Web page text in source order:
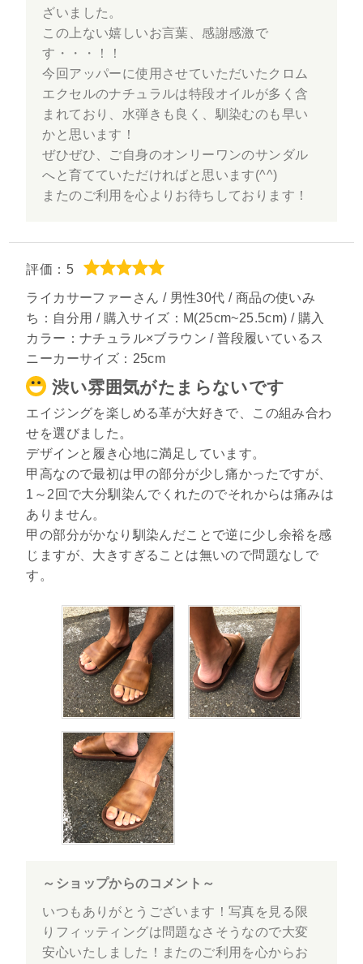
ざいました。
この上ない嬉しいお言葉、感謝感激で
す・・・！！
今回アッパーに使用させていただいたクロム
エクセルのナチュラルは特段オイルが多く含
まれており、水弾きも良く、馴染むのも早い
かと思います！
ぜひぜひ、ご自身のオンリーワンのサンダル
へと育てていただければと思います(^^)
またのご利用を心よりお待ちしております！
評価：5
ライカサーファーさん / 男性30代 / 商品の使いみ
ち：自分用 / 購入サイズ：M(25cm~25.5cm) / 購入
カラー：ナチュラル×ブラウン / 普段履いているス
ニーカーサイズ：25cm
渋い雰囲気がたまらないです
エイジングを楽しめる革が大好きで、この組み合わ
せを選びました。
デザインと履き心地に満足しています。
甲高なので最初は甲の部分が少し痛かったですが、
1～2回で大分馴染んでくれたのでそれからは痛みは
ありません。
甲の部分がかなり馴染んだことで逆に少し余裕を感
じますが、大きすぎることは無いので問題なしで
す。
～ショップからのコメント～
いつもありがとうございます！写真を見る限
りフィッティングは問題なさそうなので大変
安心いたしました！またのご利用を心からお